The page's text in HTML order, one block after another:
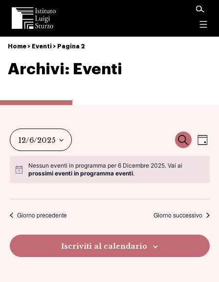
Istituto
Luigi
Sturzo
Home > Eventi > Pagina 2
Archivi: Eventi
viste
Cerca
12/6/2025
la
Nessun eventi in programma per 6 Dicembre 2025. Vai ai
prossimi eventi in programma eventi.
Giorno precedente Giorno successivo
Iscriviti al calendario